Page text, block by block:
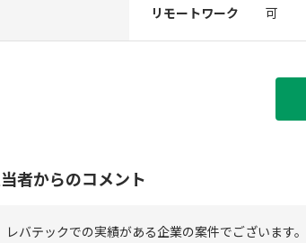
リモートワーク
可
者からのコメント
レバテックでの実績がある企業の案件でございます。